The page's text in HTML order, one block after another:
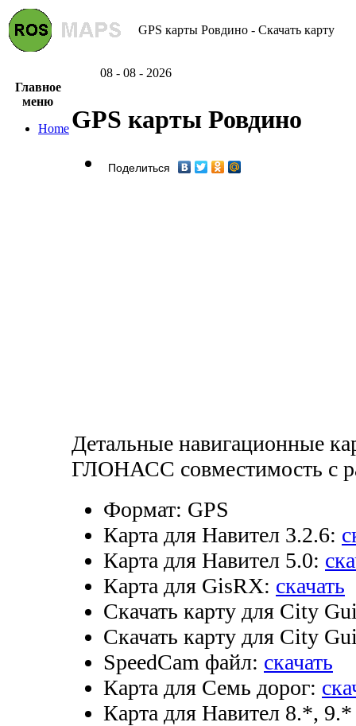
GPS карты Ровдино - Скачать карту
08 - 08 - 2026
Главное
меню
Home GPS карты Ровдино
Поделиться
Детальные навигационные
ГЛОНАСС совместимость с
Формат: GPS
Карта для Навител 3.2.6:
Карта для Навител 5.0:
Карта для GisRX: скачать
Скачать карту для City
Скачать карту для City
SpeedCam файл: скачать
Карта для Семь дорог:
Карта для Навител 8.*,